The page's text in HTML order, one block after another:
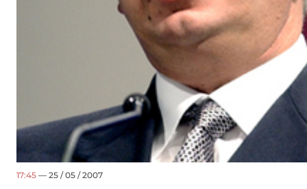
17:45 — 25 / 05 / 2007